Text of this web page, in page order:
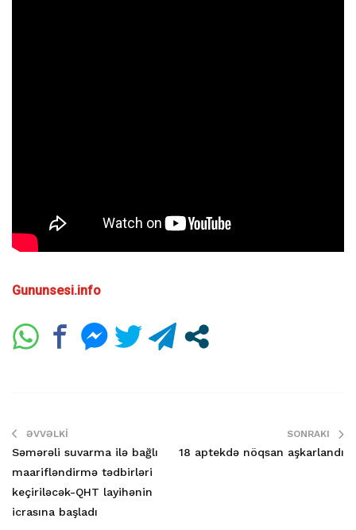
Gununsesi.info
ƏVVƏLKI
Səmərəli suvarma ilə bağlı
maarifləndirmə tədbirləri
keçiriləcək-QHT layihənin
icrasına başladı
SONRAKI
18 aptekdə nöqsan aşkarlandı